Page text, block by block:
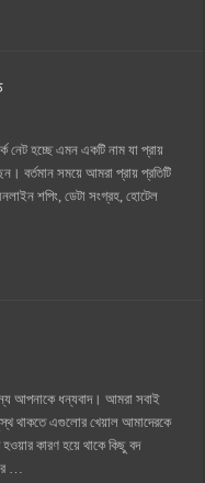
নেট হচ্ছে এমন একটি নাম যা প্রায়
বর্তমান সময়ে আমরা প্রায় প্রতিটি
শপিং, ডেটা সংগ্রহ, হোটেল
আপনাকে ধন্যবাদ। আমরা সবাই
থাকতে এগুলোর খেয়াল আমাদেরকে
কারণ হয়ে থাকে কিছু বদ
…